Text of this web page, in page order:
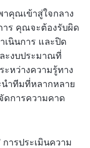
คุณเข้าสู่ใจกลาง
าร คุณจะต้องรับผิด
เนินการ และปิด
ะงบประมาณที่
หว่างความรู้ทาง
ำทีมที่หลากหลาย
ดการความคาด
ารประเมินความ